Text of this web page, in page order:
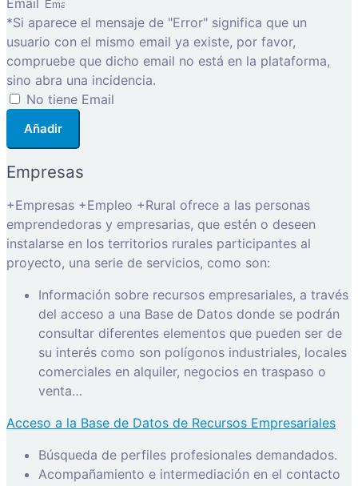
Email
*Si aparece el mensaje de "Error" significa que un
usuario con el mismo email ya existe, por favor,
compruebe que dicho email no está en la plataforma,
sino abra una incidencia.
No tiene Email
Añadir
Empresas
+Empresas +Empleo +Rural ofrece a las personas
emprendedoras y empresarias, que estén o deseen
instalarse en los territorios rurales participantes al
proyecto, una serie de servicios, como son:
Información sobre recursos empresariales, a través
del acceso a una Base de Datos donde se podrán
consultar diferentes elementos que pueden ser de
su interés como son polígonos industriales, locales
comerciales en alquiler, negocios en traspaso o
venta…
Acceso a la Base de Datos de Recursos Empresariales
Búsqueda de perfiles profesionales demandados.
Acompañamiento e intermediación en el contacto